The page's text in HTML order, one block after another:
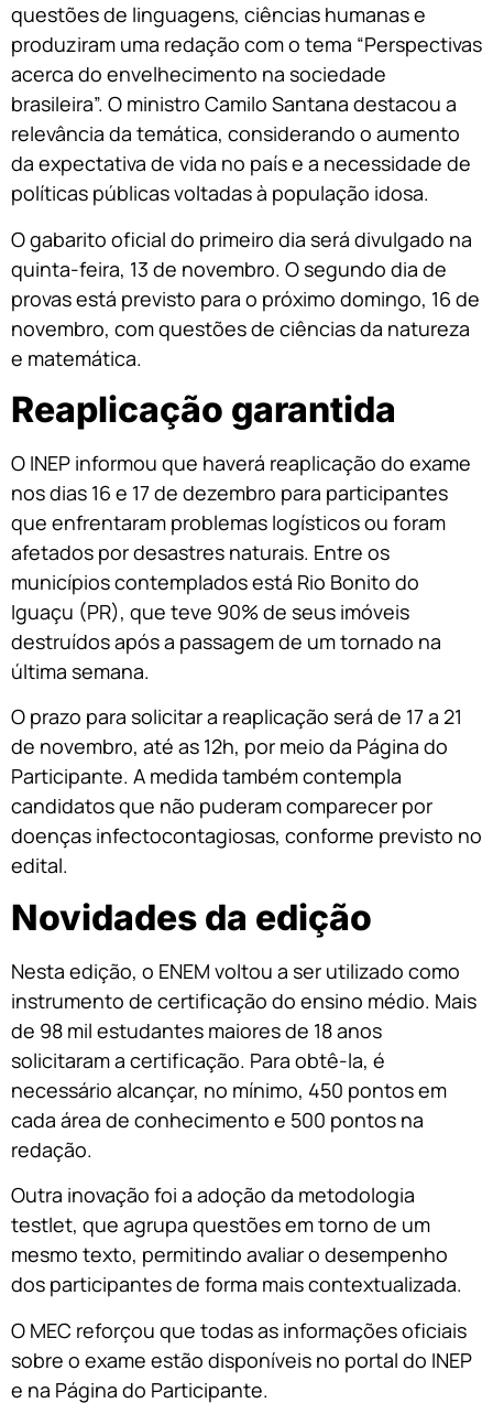
questões de linguagens, ciências humanas e
produziram uma redação com o tema “Perspectivas
acerca do envelhecimento na sociedade
brasileira”. O ministro Camilo Santana destacou a
relevância da temática, considerando o aumento
da expectativa de vida no país e a necessidade de
políticas públicas voltadas à população idosa.
O gabarito oficial do primeiro dia será divulgado na
quinta-feira, 13 de novembro. O segundo dia de
provas está previsto para o próximo domingo, 16 de
novembro, com questões de ciências da natureza
e matemática.
Reaplicação garantida
O INEP informou que haverá reaplicação do exame
nos dias 16 e 17 de dezembro para participantes
que enfrentaram problemas logísticos ou foram
afetados por desastres naturais. Entre os
municípios contemplados está Rio Bonito do
Iguaçu (PR), que teve 90% de seus imóveis
destruídos após a passagem de um tornado na
última semana.
O prazo para solicitar a reaplicação será de 17 a 21
de novembro, até as 12h, por meio da Página do
Participante. A medida também contempla
candidatos que não puderam comparecer por
doenças infectocontagiosas, conforme previsto no
edital.
Novidades da edição
Nesta edição, o ENEM voltou a ser utilizado como
instrumento de certificação do ensino médio. Mais
de 98 mil estudantes maiores de 18 anos
solicitaram a certificação. Para obtê-la, é
necessário alcançar, no mínimo, 450 pontos em
cada área de conhecimento e 500 pontos na
redação.
Outra inovação foi a adoção da metodologia
testlet, que agrupa questões em torno de um
mesmo texto, permitindo avaliar o desempenho
dos participantes de forma mais contextualizada.
O MEC reforçou que todas as informações oficiais
sobre o exame estão disponíveis no portal do INEP
e na Página do Participante.